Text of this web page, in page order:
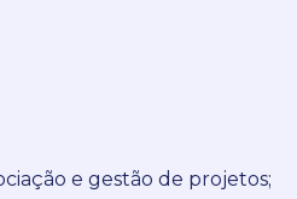
e gestão de projetos;